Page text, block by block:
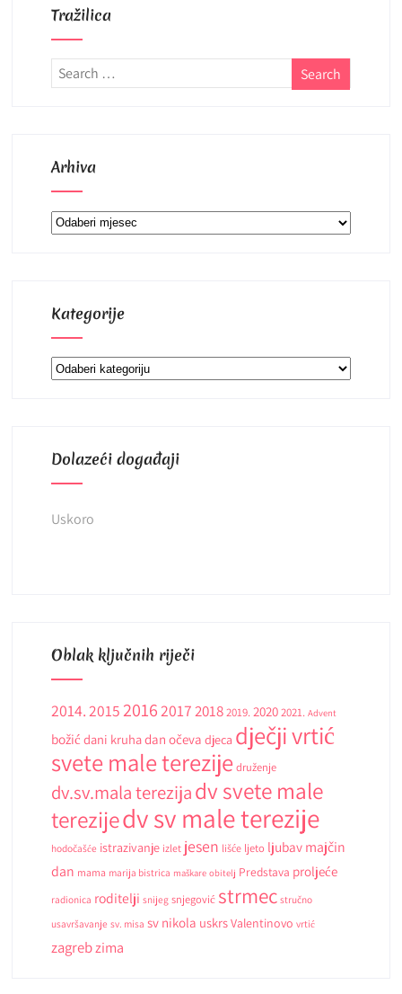
Tražilica
Arhiva
Arhiva
Kategorije
Kategorije
Dolazeći događaji
Uskoro
Oblak ključnih riječi
2014.2015201620172018 2019. 2020 2021. Advent
božić dani kruhadan očeva djeca dječji vrtić
svete male terezije druženje
dv.sv.mala terezijadv svete male
terezijedv sv male terezije
hodočašće istrazivanje izlet jesen lišće ljeto ljubav majčin
dan mama marija bistrica maškare obitelj Predstava proljeće
radionica roditelji snijeg snjegović strmec stručno
usavršavanje sv. misa sv nikola uskrsValentinovo vrtić
zagrebzima